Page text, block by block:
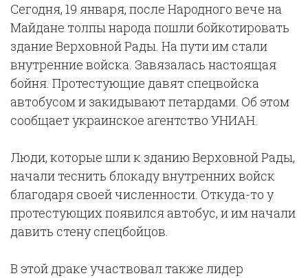
Сегодня, 19 января, после Народного вече на
Майдане толпы народа пошли бойкотировать
здание Верховной Рады. На пути им стали
внутренние войска. Завязалась настоящая
бойня. Протестующие давят спецвойска
автобусом и закидывают петардами. Об этом
сообщает украинское агентство УНИАН.
Люди, которые шли к зданию Верховной Рады,
начали теснить блокаду внутренних войск
благодаря своей численности. Откуда-то у
протестующих появился автобус, и им начали
давить стену спецбойцов.
В этой драке участвовал также лидер